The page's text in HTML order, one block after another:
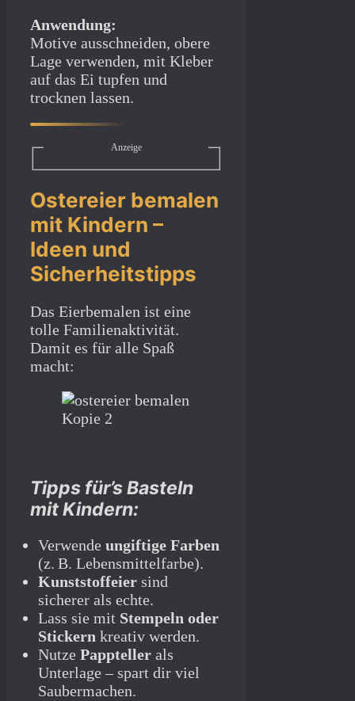
Anwendung:
Motive ausschneiden, obere
Lage verwenden, mit Kleber
auf das Ei tupfen und
trocknen lassen.
Anzeige
Ostereier bemalen
mit Kindern –
Ideen und
Sicherheitstipps
Das Eierbemalen ist eine
tolle Familienaktivität.
Damit es für alle Spaß
macht:
Tipps für’s Basteln
mit Kindern:
Verwende ungiftige Farben
(z. B. Lebensmittelfarbe).
Kunststoffeier sind
sicherer als echte.
Lass sie mit Stempeln oder
Stickern kreativ werden.
Nutze Pappteller als
Unterlage – spart dir viel
Saubermachen.